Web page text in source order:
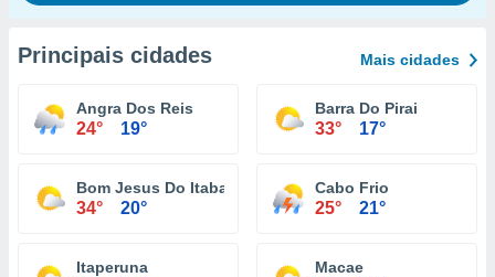
Principais cidades Mais cidades
Angra Dos Reis
24° 19°
Barra Do Pirai
33° 17°
Bom Jesus Do Itabapoana
34° 20°
Cabo Frio
25° 21°
Itaperuna Macae